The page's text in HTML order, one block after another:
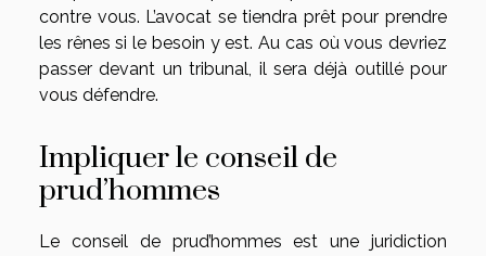
contre vous. L’avocat se tiendra prêt pour prendre
les rênes si le besoin y est. Au cas où vous devriez
passer devant un tribunal, il sera déjà outillé pour
vous défendre.
Impliquer le conseil de
prud’hommes
Le conseil de prud’hommes est une juridiction